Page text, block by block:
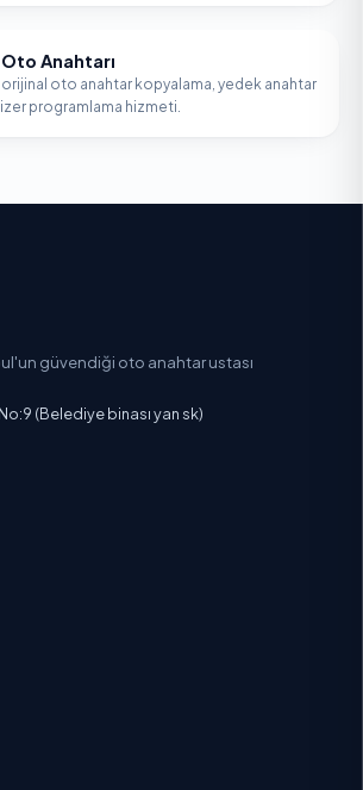
Anahtarı
oto anahtar kopyalama, yedek anahtar
programlama hizmeti.
güvendiği oto anahtar ustası
(Belediye binası yan sk)